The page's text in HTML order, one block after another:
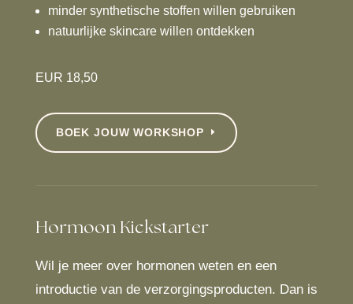
minder synthetische stoffen willen gebruiken
natuurlijke skincare willen ontdekken
EUR 18,50
BOEK JOUW WORKSHOP
Hormoon Kickstarter
Wil je meer over hormonen weten en een
introductie van de verzorgingsproducten. Dan is